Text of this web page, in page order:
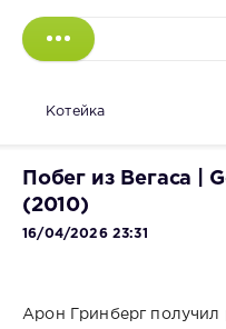
Котейка
Побег из Вегаса |
(2010)
16/04/2026 23:31
Арон Гринберг получил